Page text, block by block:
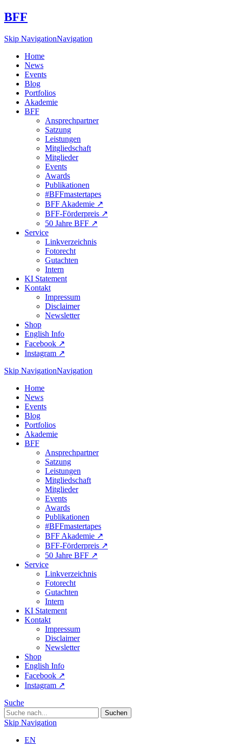
BFF
Skip NavigationNavigation
Home
News
Events
Blog
Portfolios
Akademie
BFF
Ansprechpartner
Satzung
Leistungen
Mitgliedschaft
Mitglieder
Events
Awards
Publikationen
#BFFmastertapes
BFF Akademie ↗︎
BFF-Förderpreis ↗︎
50 Jahre BFF ↗︎
Service
Linkverzeichnis
Fotorecht
Gutachten
Intern
KI Statement
Kontakt
Impressum
Disclaimer
Newsletter
Shop
English Info
Facebook ↗︎
Instagram ↗︎
Skip NavigationNavigation
Home
News
Events
Blog
Portfolios
Akademie
BFF
Ansprechpartner
Satzung
Leistungen
Mitgliedschaft
Mitglieder
Events
Awards
Publikationen
#BFFmastertapes
BFF Akademie ↗︎
BFF-Förderpreis ↗︎
50 Jahre BFF ↗︎
Service
Linkverzeichnis
Fotorecht
Gutachten
Intern
KI Statement
Kontakt
Impressum
Disclaimer
Newsletter
Shop
English Info
Facebook ↗︎
Instagram ↗︎
Suche
Skip Navigation
EN